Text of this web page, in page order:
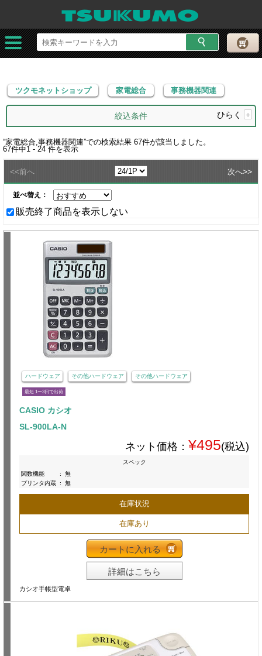
ツクモネットショップ 家電総合 事務機器関連
ツクモネットショップ 家電総合 事務機器関連
絞込条件 ひらく +
“家電総合,事務機器関連”での検索結果 67件が該当しました。
67件中1 - 24 件を表示
<<前へ 次へ>>
並べ替え：
販売終了商品を表示しない
ハードウェア その他ハードウェア その他ハードウェア
最短 1〜3日で出荷
CASIO カシオ
SL-900LA-N
ネット価格： ¥495(税込)
スペック
関数機能
:
無
プリンタ内蔵 : 無
在庫状況
在庫あり
カートに入れる
詳細はこちら
カシオ手帳型電卓